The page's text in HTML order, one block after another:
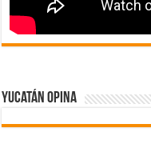
Yucatán Opina